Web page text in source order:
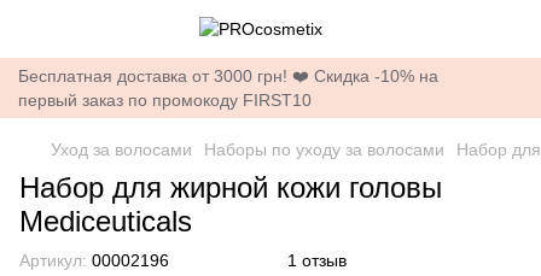
Бесплатная доставка от 3000 грн! ❤️ Скидка -10% на
первый заказ по промокоду FIRST10
Уход за волосами Наборы по уходу за волосами Набор
Набор для жирной кожи головы
Mediceuticals
Артикул: 00002196 1 отзыв